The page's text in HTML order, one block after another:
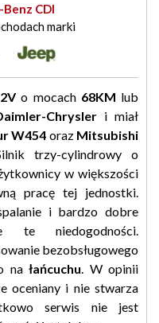
CDI
marki
o mocach 68KM lub
Chrysler i miał
W454 oraz Mitsubishi
trzy-cylindrowy o
w większości
pracę tej jednostki.
i bardzo dobre
te niedogodności.
bezobsługowego
na łańcuchu. W opinii
oceniany i nie stwarza
serwis nie jest